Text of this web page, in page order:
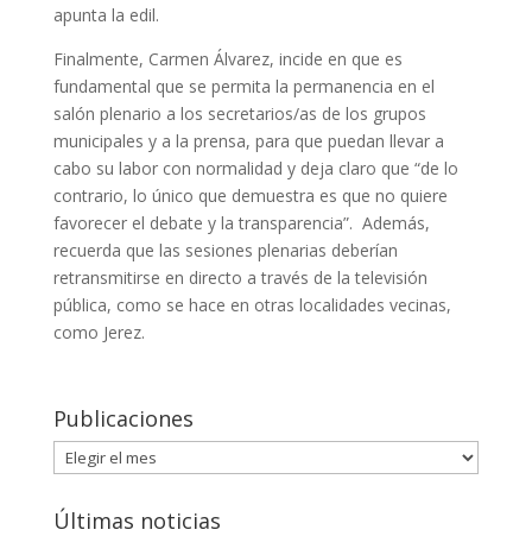
apunta la edil.
Finalmente, Carmen Álvarez, incide en que es
fundamental que se permita la permanencia en el
salón plenario a los secretarios/as de los grupos
municipales y a la prensa, para que puedan llevar a
cabo su labor con normalidad y deja claro que “de lo
contrario, lo único que demuestra es que no quiere
favorecer el debate y la transparencia”. Además,
recuerda que las sesiones plenarias deberían
retransmitirse en directo a través de la televisión
pública, como se hace en otras localidades vecinas,
como Jerez.
Publicaciones
Publicaciones
Últimas noticias